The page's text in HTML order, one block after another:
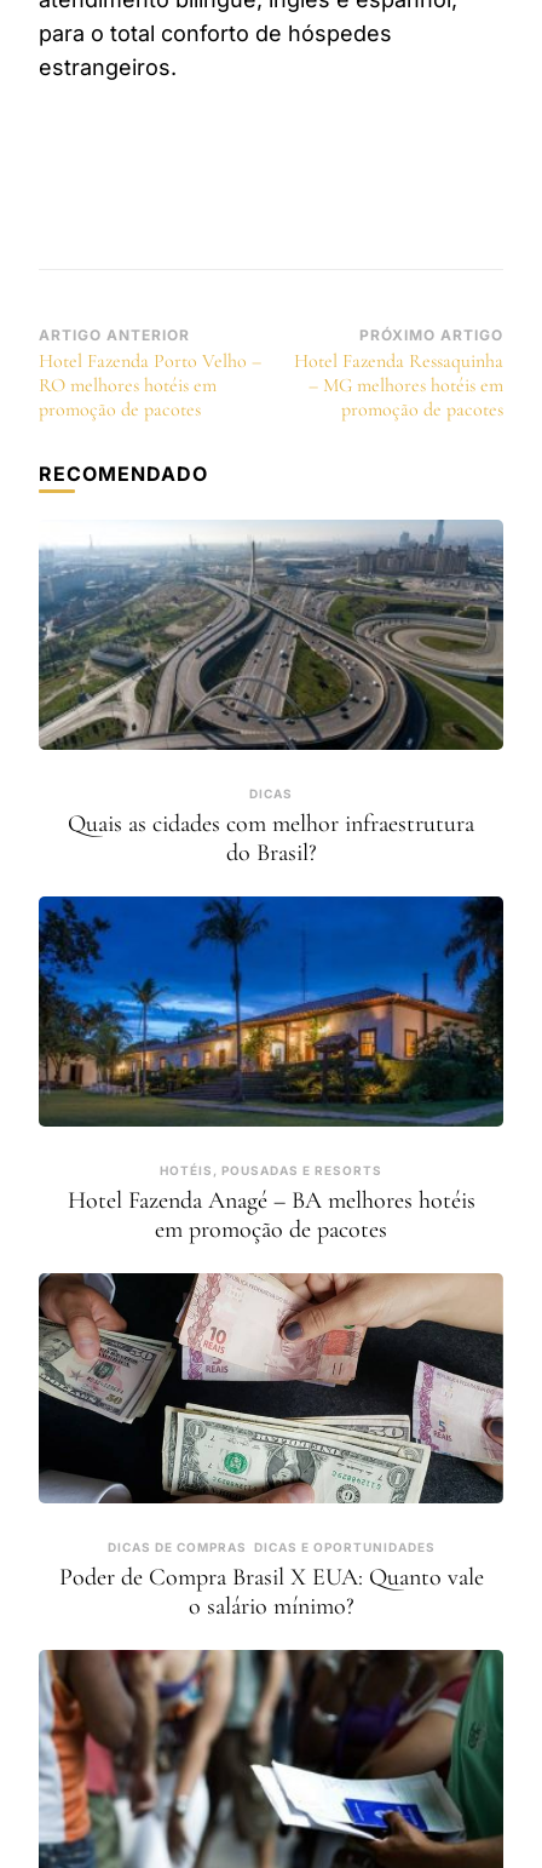
para o total conforto de hóspedes
estrangeiros.
Navegação
de
post
ARTIGO ANTERIOR
Hotel Fazenda Porto Velho –
RO melhores hotéis em
promoção de pacotes
PRÓXIMO ARTIGO
Hotel Fazenda Ressaquinha
– MG melhores hotéis em
promoção de pacotes
RECOMENDADO
DICAS
Quais as cidades com melhor infraestrutura
do Brasil?
HOTÉIS, POUSADAS E RESORTS
Hotel Fazenda Anagé – BA melhores hotéis
em promoção de pacotes
DICAS DE COMPRAS DICAS E OPORTUNIDADES
Poder de Compra Brasil X EUA: Quanto vale
o salário mínimo?